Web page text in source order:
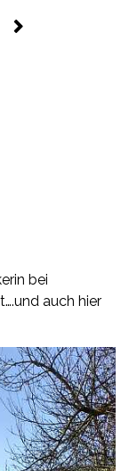
bei
auch hier